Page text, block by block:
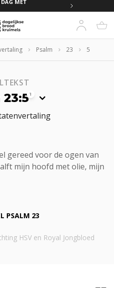
DAG MET
Psalm 23 5
23:5 1
gereed voor de ogen van
mijn hoofd met olie, mijn
PSALM 23
HSV en Royal Jongbloed